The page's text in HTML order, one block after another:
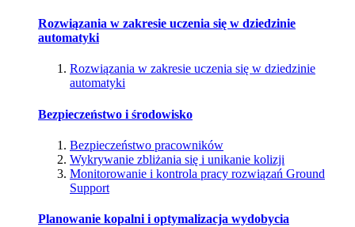
Rozwiązania w zakresie uczenia się w dziedzinie
automatyki
Rozwiązania w zakresie uczenia się w dziedzinie
automatyki
Bezpieczeństwo i środowisko
Bezpieczeństwo pracowników
Wykrywanie zbliżania się i unikanie kolizji
Monitorowanie i kontrola pracy rozwiązań Ground
Support
Planowanie kopalni i optymalizacja wydobycia